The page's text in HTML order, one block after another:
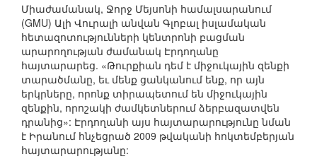
Միաժամանակ, Ջորջ Մեյսոնի համալսարանում
(GMU) Ալի Վուրալի անվան Գլոբալ իսլամական
հետազոտությունների կենտրոնի բացման
արարողության ժամանակ Էրդողանը
հայտարարեց. «Թուրքիան դեմ է միջուկային զենքի
տարածմանը, եւ մենք ցանկանում ենք, որ այն
երկրները, որոնք տիրապետում են միջուկային
զենքին, որոշակի ժամկետներում ձերբազատվեն
դրանից»: Էրդողանի այս հայտարարությունը նման
է Իրանում հնչեցրած 2009 թվականի հոկտեմբերյան
հայտարարությանը: